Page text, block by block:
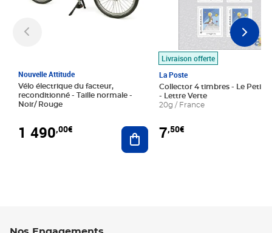
Nouvelle Attitude
Vélo électrique du facteur,
reconditionné - Taille normale -
Noir/ Rouge
1 490,00€ Ajouter au panier
Livraison offerte
La Poste
Collector 4 timbres - Le Petit
- Lettre Verte
20g / France
7,50€